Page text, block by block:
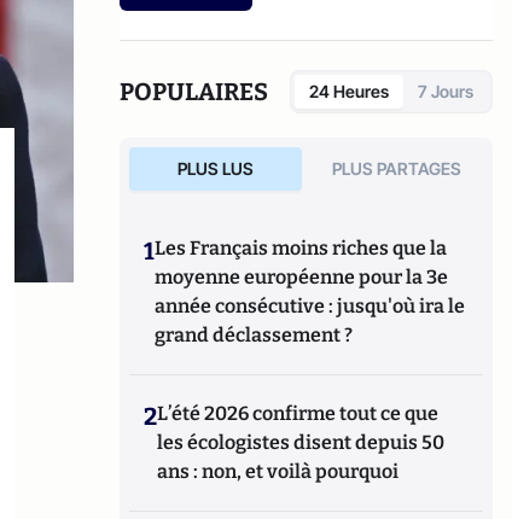
POPULAIRES 24 Heures 7 Jours
PLUS LUS PLUS PARTAGES
1Les Français moins riches que la
moyenne européenne pour la 3e
année consécutive : jusqu'où ira le
grand déclassement ?
2L’été 2026 confirme tout ce que
les écologistes disent depuis 50
ans : non, et voilà pourquoi